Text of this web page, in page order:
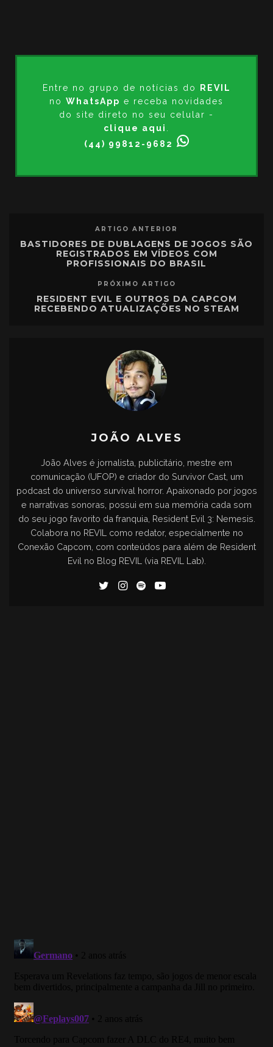
Entre no grupo de notícias do
REVIL
no WhatsApp e receba novidades
do site direto no seu celular -
clique aqui
(44) 99812-9682
ARTIGO ANTERIOR
BASTIDORES DE DUBLAGENS DE JOGOS SÃO
REGISTRADOS EM VÍDEOS COM
PROFISSIONAIS DO BRASIL
PRÓXIMO ARTIGO
RESIDENT EVIL E OUTROS DA CAPCOM
RECEBENDO ATUALIZAÇÕES NO STEAM
JOÃO ALVES
João Alves é jornalista, publicitário, mestre em
comunicação (UFOP) e criador do Survivor Cast, um
podcast do universo survival horror. Apaixonado por jogos
e narrativas sonoras, possui em sua memória cada som
do seu jogo favorito da franquia, Resident Evil 3: Nemesis.
Colabora no REVIL como redator, especialmente no
Conexão Capcom, com conteúdos para além de Resident
Evil no Blog REVIL (via REVIL Lab).